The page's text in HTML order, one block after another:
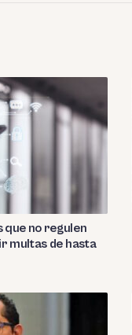
que no regulen
multas de hasta